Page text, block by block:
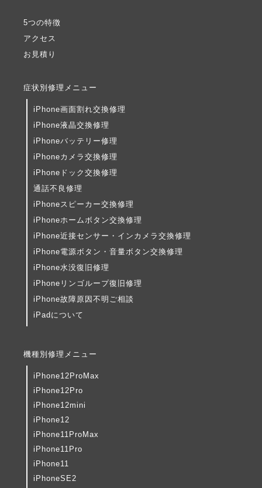
5つの特徴
アクセス
お見積り
症状別修理メニュー
iPhone画面割れ交換修理
iPhone液晶交換修理
iPhoneバッテリー修理
iPhoneカメラ交換修理
iPhoneドック交換修理
通話不良修理
iPhoneスピーカー交換修理
iPhoneホームボタン交換修理
iPhone近接センサー・インカメラ交換修理
iPhone電源ボタン・音量ボタン交換修理
iPhone水没復旧修理
iPhoneリンゴループ復旧修理
iPhone故障原因不明ご相談
iPadについて
機種別修理メニュー
iPhone12ProMax
iPhone12Pro
iPhone12mini
iPhone12
iPhone11ProMax
iPhone11Pro
iPhone11
iPhoneSE2